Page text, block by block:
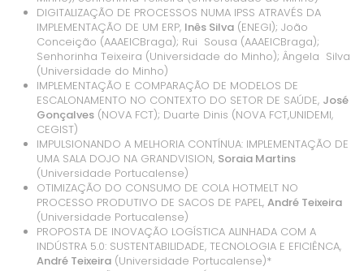
DIGITALIZAÇÃO DE PROCESSOS NUMA IPSS ATRAVÉS DA
IMPLEMENTAÇÃO DE UM ERP, Inês Silva (ENEGI); João
Conceição (AAAEICBraga); Rui Sousa (AAAEICBraga);
Senhorinha Teixeira (Universidade do Minho); Ângela Silva
(Universidade do Minho)
IMPLEMENTAÇÃO E COMPARAÇÃO DE MODELOS DE
ESCALONAMENTO NO CONTEXTO DO SETOR DE SAÚDE, José
Gonçalves (NOVA FCT); Duarte Dinis (NOVA FCT,UNIDEMI,
CEGIST)
IMPULSIONANDO A MELHORIA CONTÍNUA: IMPLEMENTAÇÃO DE
UMA SALA DOJO NA GRANDVISION, Soraia Martins
(Universidade Portucalense)
OTIMIZAÇÃO DO CONSUMO DE COLA HOTMELT NO
PROCESSO PRODUTIVO DE SACOS DE PAPEL, André Teixeira
(Universidade Portucalense)
PROPOSTA DE INOVAÇÃO LOGÍSTICA ALINHADA COM A
INDÚSTRA 5.0: SUSTENTABILIDADE, TECNOLOGIA E EFICIÊNCA,
André Teixeira (Universidade Portucalense)*